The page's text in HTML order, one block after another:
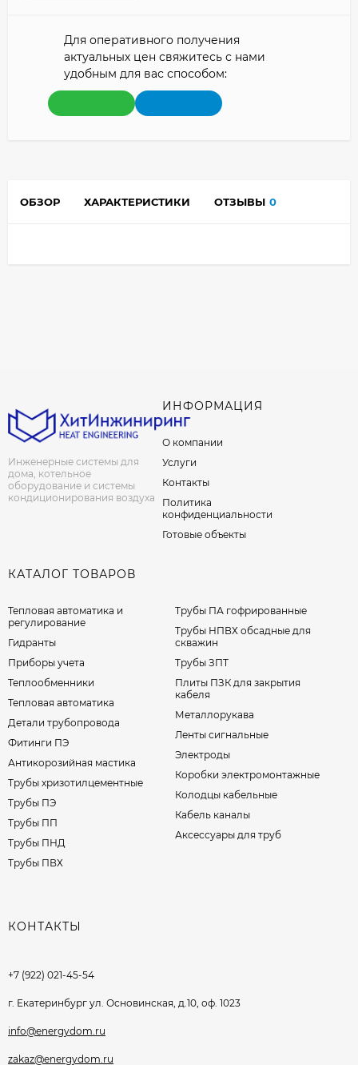
Для оперативного получения
актуальных цен свяжитесь с нами
удобным для вас способом:
ОБЗОР ХАРАКТЕРИСТИКИ ОТЗЫВЫ 0
Инженерные системы для
дома, котельное
оборудование и системы
кондиционирования воздуха
ИНФОРМАЦИЯ
О компании
Услуги
Контакты
Политика
конфиденциальности
Готовые объекты
КАТАЛОГ ТОВАРОВ
Тепловая автоматика и
регулирование
Гидранты
Приборы учета
Теплообменники
Тепловая автоматика
Детали трубопровода
Фитинги ПЭ
Антикорозийная мастика
Трубы хризотилцементные
Трубы ПЭ
Трубы ПП
Трубы ПНД
Трубы ПВХ
Трубы ПА гофрированные
Трубы НПВХ обсадные для
скважин
Трубы ЗПТ
Плиты ПЗК для закрытия
кабеля
Металлорукава
Ленты сигнальные
Электроды
Коробки электромонтажные
Колодцы кабельные
Кабель каналы
Аксессуары для труб
КОНТАКТЫ
+7 (922) 021-45-54
г. Екатеринбург ул. Основинская, д.10, оф. 1023
info@energydom.ru
zakaz@energydom.ru